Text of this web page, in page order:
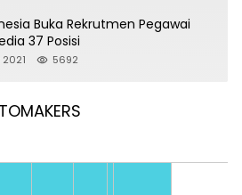
Buka Rekrutmen Pegawai
37 Posisi
5692